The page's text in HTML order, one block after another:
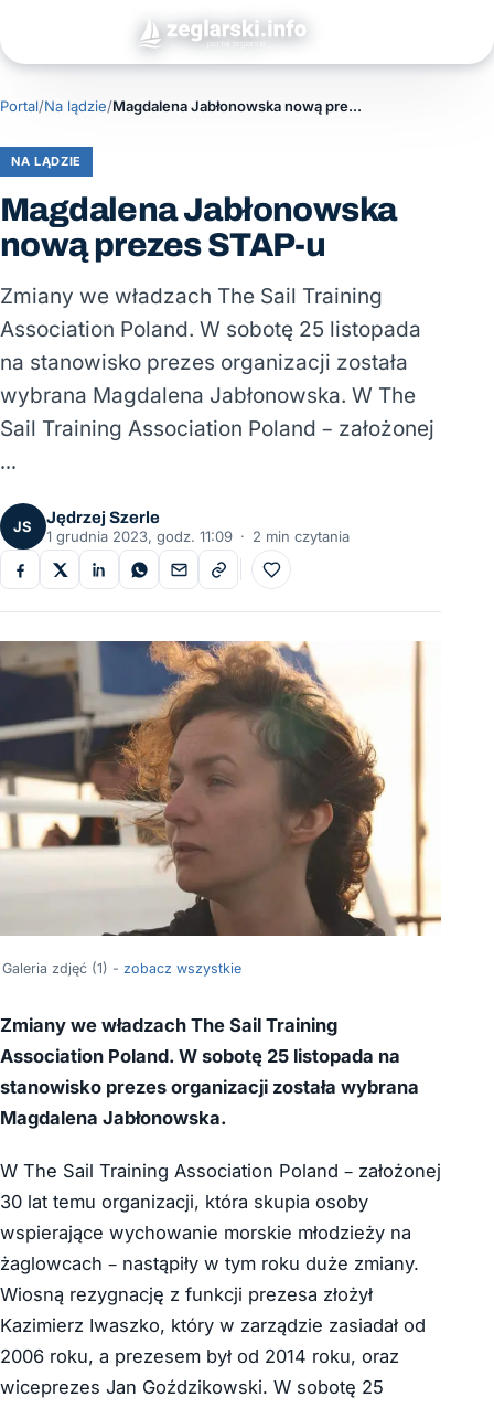
Portal/Na lądzie/ Magdalena Jabłonowska nową prezes STAP-u
NA LĄDZIE
Magdalena Jabłonowska
nową prezes STAP-u
Zmiany we władzach The Sail Training
Association Poland. W sobotę 25 listopada
na stanowisko prezes organizacji została
wybrana Magdalena Jabłonowska. W The
Sail Training Association Poland – założonej
…
JS
Jędrzej Szerle
1 grudnia 2023, godz. 11:09 · 2 min czytania
Do ulubionych
Galeria zdjęć (1) - zobacz wszystkie
Zmiany we władzach The Sail Training
Association Poland. W sobotę 25 listopada na
stanowisko prezes organizacji została wybrana
Magdalena Jabłonowska.
W The Sail Training Association Poland – założonej
30 lat temu organizacji, która skupia osoby
wspierające wychowanie morskie młodzieży na
żaglowcach – nastąpiły w tym roku duże zmiany.
Wiosną rezygnację z funkcji prezesa złożył
Kazimierz Iwaszko, który w zarządzie zasiadał od
2006 roku, a prezesem był od 2014 roku, oraz
wiceprezes Jan Goździkowski. W sobotę 25